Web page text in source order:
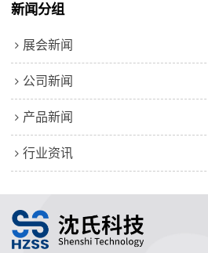
新闻分组
展会新闻
公司新闻
产品新闻
行业资讯